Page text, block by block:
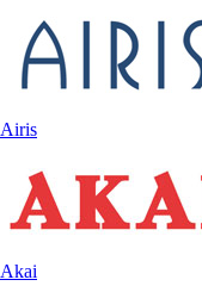
Airis
Akai